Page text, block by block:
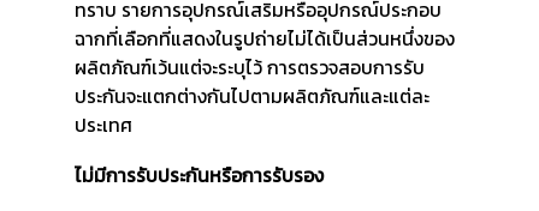
ทราบ รายการอุปกรณ์เสริมหรืออุปกรณ์ประกอบ
ฉากที่เลือกที่แสดงในรูปถ่ายไม่ได้เป็นส่วนหนึ่งของ
ผลิตภัณฑ์เว้นแต่จะระบุไว้ การตรวจสอบการรับ
ประกันจะแตกต่างกันไปตามผลิตภัณฑ์และแต่ละ
ประเทศ
ไม่มีการรับประกันหรือการรับรอง